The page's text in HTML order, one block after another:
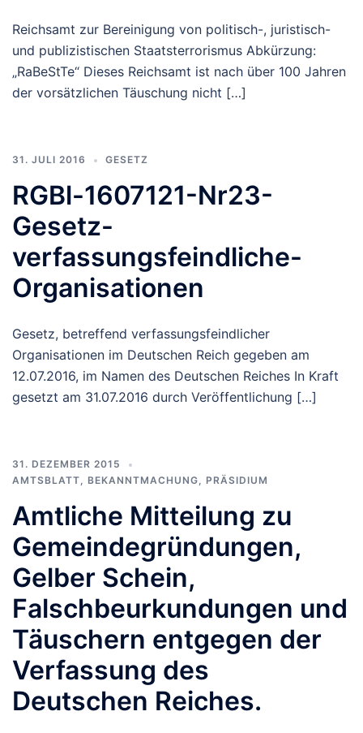
Reichsamt zur Bereinigung von politisch-, juristisch-
und publizistischen Staatsterrorismus Abkürzung:
„RaBeStTe“ Dieses Reichsamt ist nach über 100 Jahren
der vorsätzlichen Täuschung nicht […]
31. JULI 2016 GESETZ
RGBl-1607121-Nr23-
Gesetz-
verfassungsfeindliche-
Organisationen
Gesetz, betreffend verfassungsfeindlicher
Organisationen im Deutschen Reich gegeben am
12.07.2016, im Namen des Deutschen Reiches In Kraft
gesetzt am 31.07.2016 durch Veröffentlichung […]
31. DEZEMBER 2015
AMTSBLATT, BEKANNTMACHUNG, PRÄSIDIUM
Amtliche Mitteilung zu
Gemeindegründungen,
Gelber Schein,
Falschbeurkundungen und
Täuschern entgegen der
Verfassung des
Deutschen Reiches.